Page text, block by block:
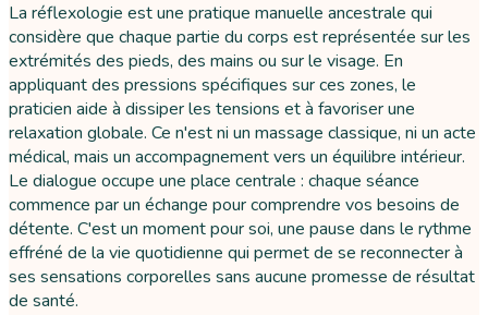
La réflexologie est une pratique manuelle ancestrale qui
considère que chaque partie du corps est représentée sur les
extrémités des pieds, des mains ou sur le visage. En
appliquant des pressions spécifiques sur ces zones, le
praticien aide à dissiper les tensions et à favoriser une
relaxation globale. Ce n'est ni un massage classique, ni un acte
médical, mais un accompagnement vers un équilibre intérieur.
Le dialogue occupe une place centrale : chaque séance
commence par un échange pour comprendre vos besoins de
détente. C'est un moment pour soi, une pause dans le rythme
effréné de la vie quotidienne qui permet de se reconnecter à
ses sensations corporelles sans aucune promesse de résultat
de santé.